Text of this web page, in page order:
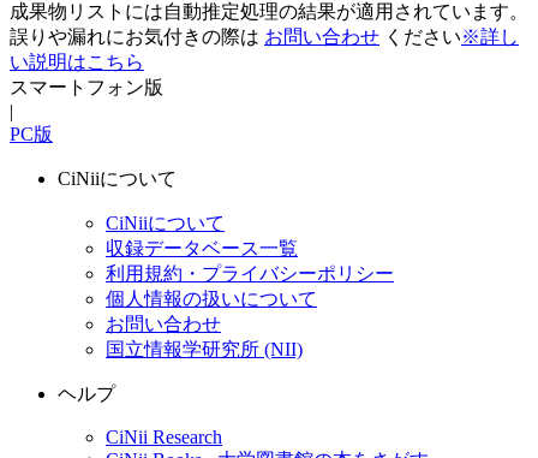
成果物リストには自動推定処理の結果が適用されています。
誤りや漏れにお気付きの際は お問い合わせ ください※詳し
い説明はこちら
スマートフォン版
|
PC版
CiNiiについて
CiNiiについて
収録データベース一覧
利用規約・プライバシーポリシー
個人情報の扱いについて
お問い合わせ
国立情報学研究所 (NII)
ヘルプ
CiNii Research